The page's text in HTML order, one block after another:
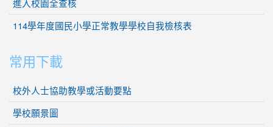
114學年度國民小學正常教學學校自我檢核表
常用下載
校外人士協助教學或活動要點
學校願景圖